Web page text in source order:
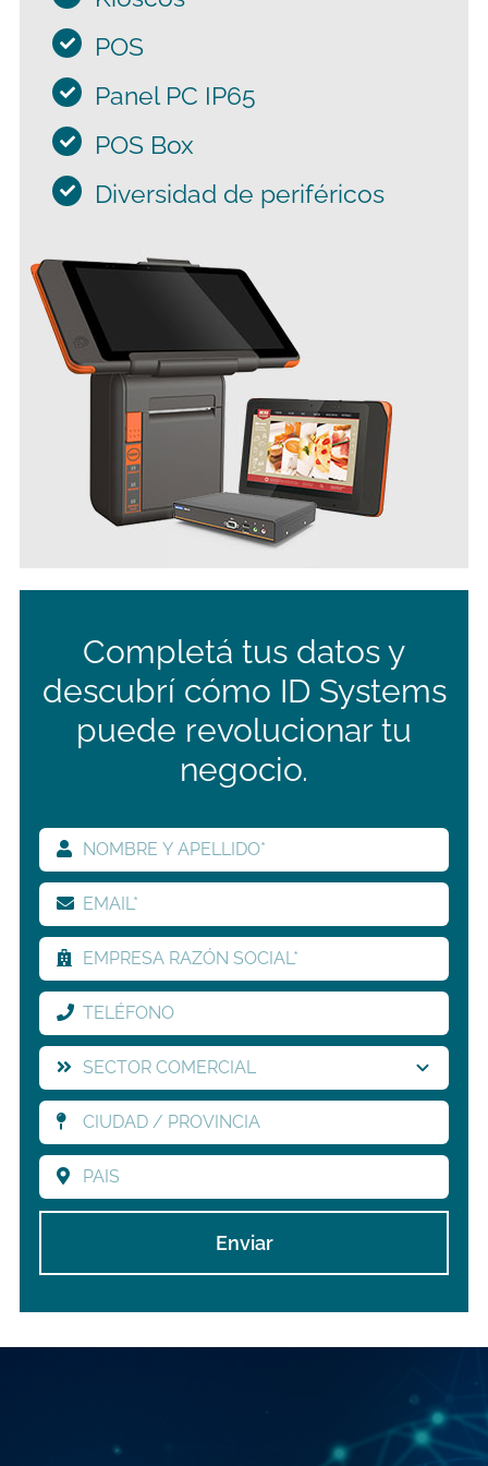
POS
Panel PC IP65
POS Box
Diversidad de periféricos
Completá tus datos y
descubrí cómo ID Systems
puede revolucionar tu
negocio.
Enviar